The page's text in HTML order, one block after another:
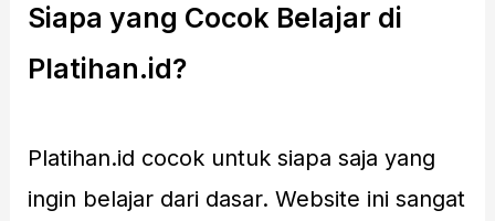
Siapa yang Cocok Belajar di
Platihan.id?
Platihan.id cocok untuk siapa saja yang
ingin belajar dari dasar. Website ini sangat